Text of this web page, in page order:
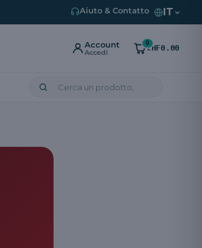
Aiuto & Contatto IT
Account
Accedi
0
CHF0.00